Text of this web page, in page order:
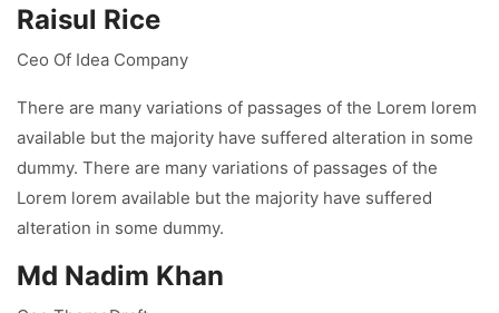
Raisul Rice
Ceo Of Idea Company
There are many variations of passages of the Lorem lorem
available but the majority have suffered alteration in some
dummy. There are many variations of passages of the
Lorem lorem available but the majority have suffered
alteration in some dummy.
Md Nadim Khan